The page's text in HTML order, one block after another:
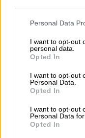
Personal Data
I want to opt-out
personal data.
Opted In
I want to opt-out
Personal Data.
Opted In
I want to opt-out
Personal Data
Opted In
otorgara el virrey.
cuales debe
negocian Pablo
del Gobierno. Tal
millón de euros no
subirlo a una
que maneja el
se eleva el tipo
mínimos como
cuestión a